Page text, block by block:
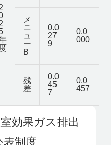
度
メ
ニ
ュ
ー
B
0.0
27
9
0.0
000
残
差
0.0
45
7
0.0
457
効果ガス排出
表制度